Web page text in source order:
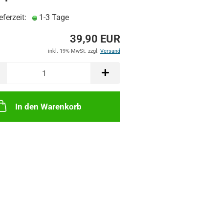
1-3 Tage
39,90 EUR
inkl. 19% MwSt. zzgl. Versand
In den Warenkorb